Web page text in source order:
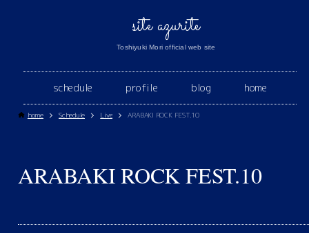
site azurite
Toshiyuki Mori official web site
schedule profile blog home
home Schedule Live ARABAKI ROCK FEST.10
ARABAKI ROCK FEST.10